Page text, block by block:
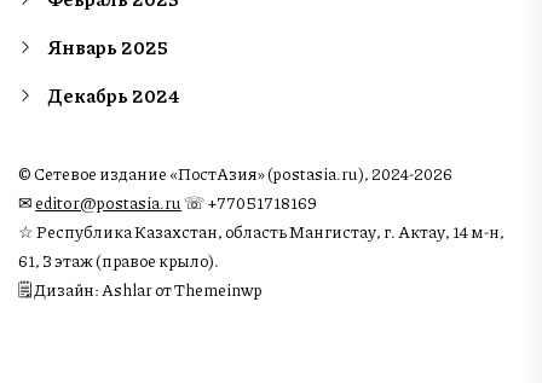
Январь 2025
Декабрь 2024
© Сетевое издание «ПостАзия» (postasia.ru), 2024-2026
✉︎editor@postasia.ru ☏ +77051718169
☆ Республика Казахстан, область Мангистау, г. Актау, 14 м-н,
61, 3 этаж (правое крыло).
🗒 Дизайн: Ashlar от Themeinwp